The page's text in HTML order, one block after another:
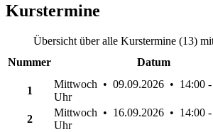
Kurstermine
Übersicht über alle Kurstermine (13)
Nummer
Datum
1
Mittwoch • 09.09.2026 • 14:00 -
Uhr
2
Mittwoch • 16.09.2026 • 14:00 -
Uhr